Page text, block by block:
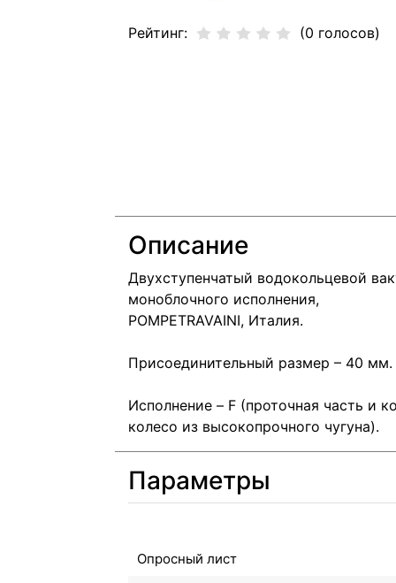
Рейтинг: (0 голосов)
Описание
Двухступенчатый водокольцевой
моноблочного исполнения,
POMPETRAVAINI, Италия.
Присоединительный размер – 40 мм.
Исполнение – F (проточная часть и
колесо из высокопрочного чугуна).
Параметры
Опросный лист